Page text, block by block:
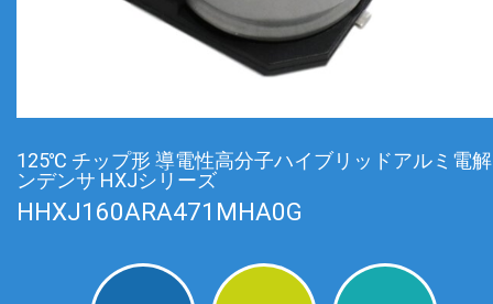
125℃ チップ形 導電性高分子ハイブリッドアルミ電
ンデンサ HXJシリーズ
HHXJ160ARA471MHA0G